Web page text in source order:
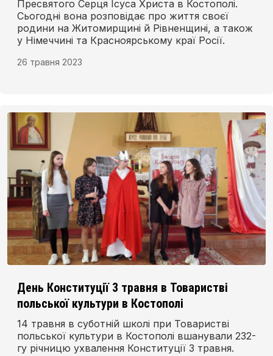
Пресвятого Серця Ісуса Христа в Костополі.
Сьогодні вона розповідає про життя своєї
родини на Житомирщині й Рівненщині, а також
у Німеччині та Красноярському краї Росії.
26 травня 2023
День Конституції 3 травня в Товаристві
польської культури в Костополі
14 травня в суботній школі при Товаристві
польської культури в Костополі вшанували 232-
гу річницю ухвалення Конституції 3 травня.